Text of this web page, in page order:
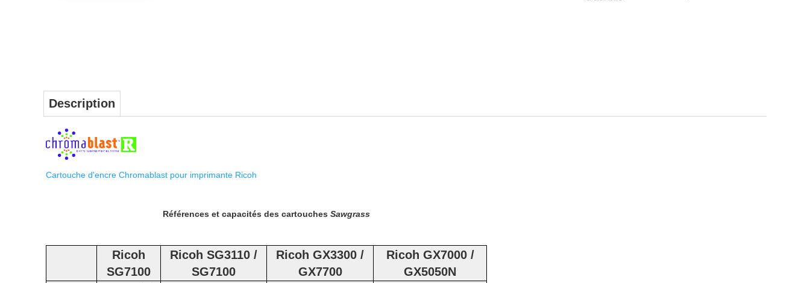
Description
Cartouche d'encre Chromablast pour imprimante Ricoh
Ricoh
SG7100
Ricoh SG3110 /
SG7100
Ricoh GX3300 /
GX7700
Ricoh GX7000 /
GX5050N
Références et capacités des cartouchesSawgrass